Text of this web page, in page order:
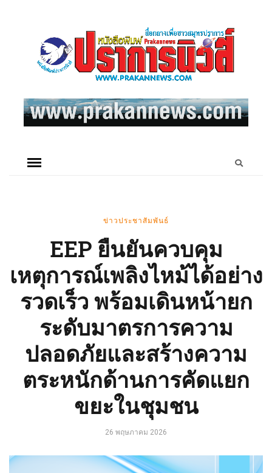
ข่าวประชาสัมพันธ์
EEP ยืนยันควบคุม
เหตุการณ์เพลิงไหม้ได้อย่าง
รวดเร็ว พร้อมเดินหน้ายก
ระดับมาตรการความ
ปลอดภัยและสร้างความ
ตระหนักด้านการคัดแยก
ขยะในชุมชน
26 พฤษภาคม 2026